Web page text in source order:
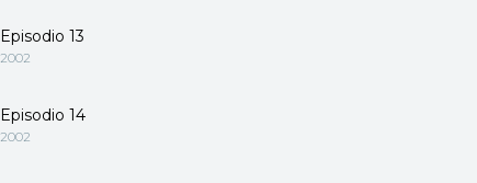
Episodio 13
2002
Episodio 14
2002